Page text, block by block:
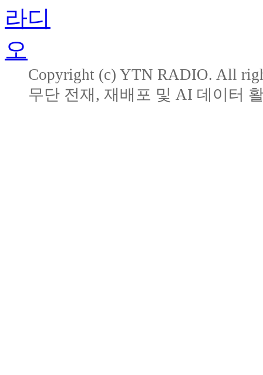
Copyright (c) YTN RADIO. All
무단 전재, 재배포 및 AI 데이터